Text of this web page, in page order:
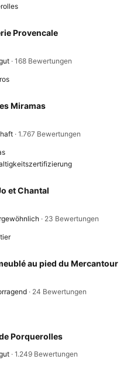
Provencale
8,3
· 168 Bewertungen
Miramas
8,8
· 1.767 Bewertungen
et Chantal
9,7
· 23 Bewertungen
au pied du Mercantour
9,0
· 24 Bewertungen
Porquerolles
8,3
· 1.249 Bewertungen